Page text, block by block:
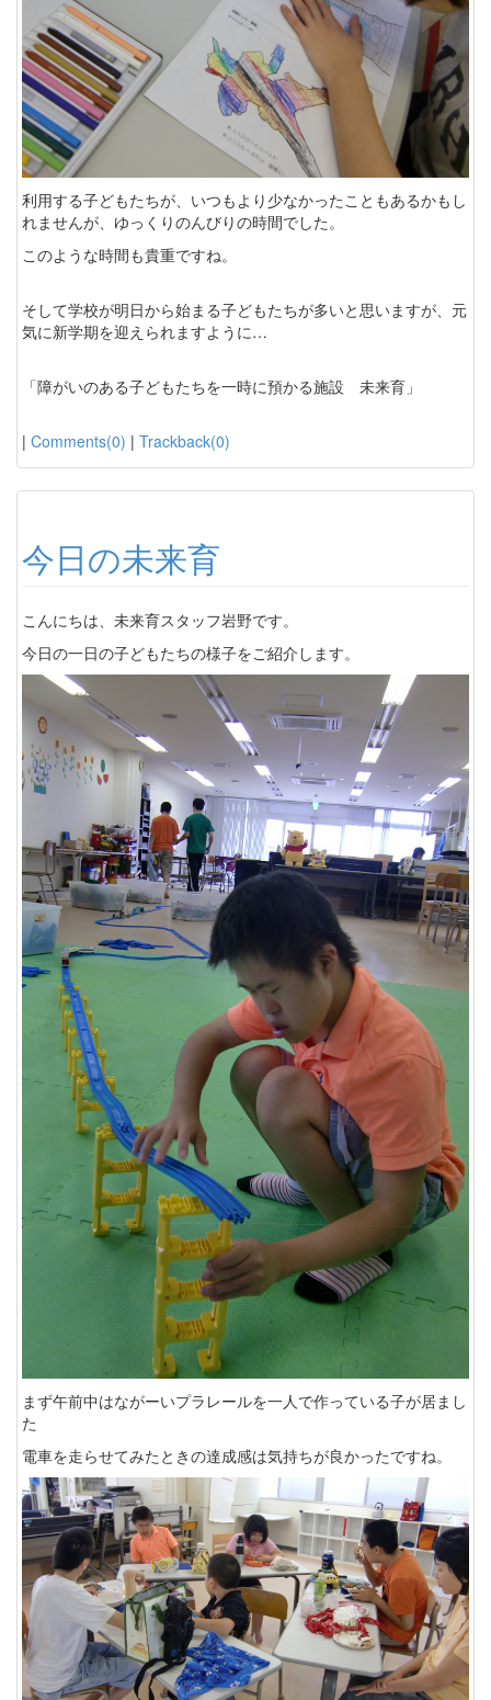
利用する子どもたちが、いつもより少なかったこともあるかもし
れませんが、ゆっくりのんびりの時間でした。
このような時間も貴重ですね。
そして学校が明日から始まる子どもたちが多いと思いますが、元
気に新学期を迎えられますように…
「障がいのある子どもたちを一時に預かる施設 未来育」
| Comments(0) | Trackback(0)
今日の未来育
こんにちは、未来育スタッフ岩野です。
今日の一日の子どもたちの様子をご紹介します。
まず午前中はながーいプラレールを一人で作っている子が居まし
た
電車を走らせてみたときの達成感は気持ちが良かったですね。